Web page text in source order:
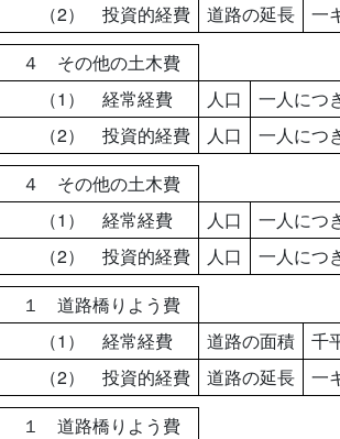
（2） 投資的経費
道路の延長 一
４ その他の土木費
（1） 経常経費
人口 一人につ
（2） 投資的経費
人口 一人につ
４ その他の土木費
（1） 経常経費
人口 一人につ
（2） 投資的経費
人口 一人につ
１ 道路橋りよう費
（1） 経常経費
道路の面積 千
（2） 投資的経費
道路の延長 一
１ 道路橋りよう費